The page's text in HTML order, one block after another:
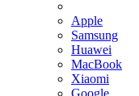
Apple
Samsung
Huawei
MacBook
Xiaomi